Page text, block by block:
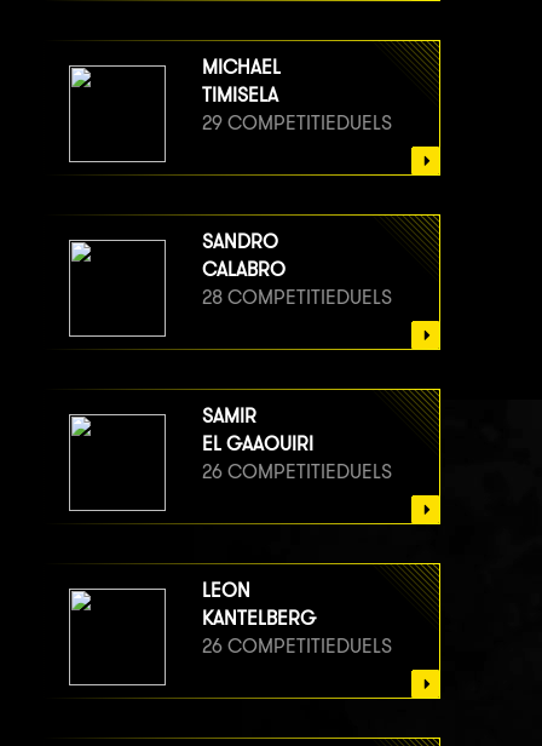
MICHAEL
TIMISELA
29 COMPETITIEDUELS
SANDRO
CALABRO
28 COMPETITIEDUELS
SAMIR
EL GAAOUIRI
26 COMPETITIEDUELS
LEON
KANTELBERG
26 COMPETITIEDUELS